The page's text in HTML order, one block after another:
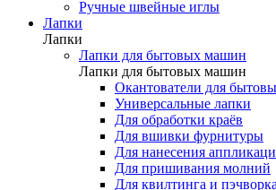
Ручные швейные иглы
Лапки
Лапки
Лапки для бытовых машин
Лапки для бытовых машин
Окантователи для
Универсальные лапки
Для обработки краёв
Для вшивки фурнитуры
Для нанесения
Для пришивания молний
Для квилтинга и пэчворка